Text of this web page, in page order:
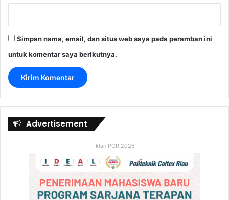
Simpan nama, email, dan situs web saya pada peramban ini
untuk komentar saya berikutnya.
Advertisement
Iklan PCR 2026